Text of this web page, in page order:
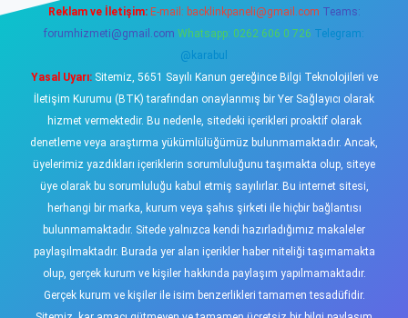
Reklam ve İletişim: E-mail: backlinkpaneli@gmail.com Teams:
forumhizmeti@gmail.com Whatsapp: 0262 606 0 726 Telegram:
@karabul
Yasal Uyarı:Sitemiz, 5651 Sayılı Kanun gereğince Bilgi Teknolojileri ve
İletişim Kurumu (BTK) tarafından onaylanmış bir Yer Sağlayıcı olarak
hizmet vermektedir. Bu nedenle, sitedeki içerikleri proaktif olarak
denetleme veya araştırma yükümlülüğümüz bulunmamaktadır. Ancak,
üyelerimiz yazdıkları içeriklerin sorumluluğunu taşımakta olup, siteye
üye olarak bu sorumluluğu kabul etmiş sayılırlar. Bu internet sitesi,
herhangi bir marka, kurum veya şahıs şirketi ile hiçbir bağlantısı
bulunmamaktadır. Sitede yalnızca kendi hazırladığımız makaleler
paylaşılmaktadır. Burada yer alan içerikler haber niteliği taşımamakta
olup, gerçek kurum ve kişiler hakkında paylaşım yapılmamaktadır.
Gerçek kurum ve kişiler ile isim benzerlikleri tamamen tesadüfidir.